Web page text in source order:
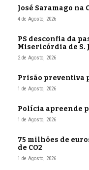
José Saramago na
4 de Agosto, 2026
PS desconfia da
Misericórdia de S.
2 de Agosto, 2026
Prisão preventiva
1 de Agosto, 2026
Polícia apreende
1 de Agosto, 2026
75 milhões de
de CO2
1 de Agosto, 2026